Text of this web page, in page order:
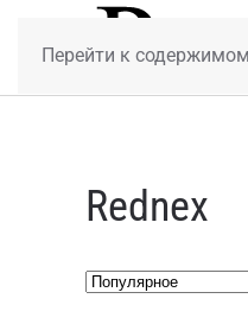
Перейти к
Rednex